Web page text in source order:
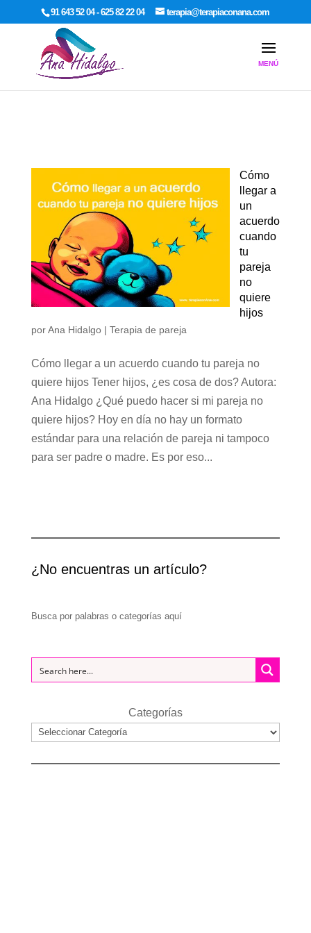
google-site-verification: google7dcda757e565a307.html
91 643 52 04 - 625 82 22 04 terapia@terapiaconana.com
Cómo
llegar a
un
acuerdo
cuando
tu
pareja
no
quiere
hijos
porAna Hidalgo| Terapia de pareja
Cómo llegar a un acuerdo cuando tu pareja no
quiere hijos Tener hijos, ¿es cosa de dos? Autora:
Ana Hidalgo ¿Qué puedo hacer si mi pareja no
quiere hijos? Hoy en día no hay un formato
estándar para una relación de pareja ni tampoco
para ser padre o madre. Es por eso...
¿No encuentras un artículo?
Busca por palabras o categorías aquí
Categorías